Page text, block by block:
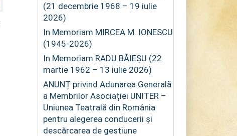
(21 decembrie 1968 – 19 iulie
2026)
In Memoriam MIRCEA M. IONESCU
(1945-2026)
In Memoriam RADU BĂIEȘU (22
martie 1962 – 13 iulie 2026)
ANUNȚ privind Adunarea Generală
a Membrilor Asociației UNITER –
Uniunea Teatrală din România
pentru alegerea conducerii și
descărcarea de gestiune